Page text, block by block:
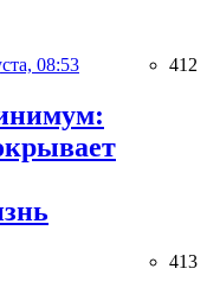
08:53 412
413